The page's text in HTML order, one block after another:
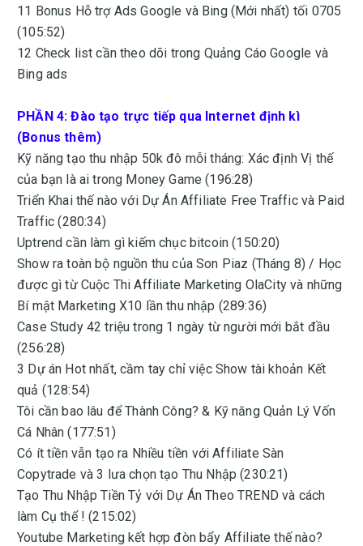
11 Bonus Hỗ trợ Ads Google và Bing (Mới nhất) tối 0705
(105:52)
12 Check list cần theo dõi trong Quảng Cáo Google và
Bing ads
PHẦN 4: Đào tạo trực tiếp qua Internet định kì
(Bonus thêm)
Kỹ năng tạo thu nhập 50k đô mỗi tháng: Xác định Vị thế
của bạn là ai trong Money Game (196:28)
Triển Khai thế nào với Dự Án Affiliate Free Traffic và Paid
Traffic (280:34)
Uptrend cần làm gì kiếm chục bitcoin (150:20)
Show ra toàn bộ nguồn thu của Son Piaz (Tháng 8) / Học
được gì từ Cuộc Thi Affiliate Marketing OlaCity và những
Bí mật Marketing X10 lần thu nhập (289:36)
Case Study 42 triệu trong 1 ngày từ người mới bắt đầu
(256:28)
3 Dự án Hot nhất, cầm tay chỉ việc Show tài khoản Kết
quả (128:54)
Tôi cần bao lâu để Thành Công? & Kỹ năng Quản Lý Vốn
Cá Nhân (177:51)
Có ít tiền vẫn tạo ra Nhiều tiền với Affiliate Sàn
Copytrade và 3 lưa chọn tạo Thu Nhập (230:21)
Tạo Thu Nhập Tiền Tỷ với Dự Án Theo TREND và cách
làm Cụ thể ! (215:02)
Youtube Marketing kết hợp đòn bẩy Affiliate thế nào?